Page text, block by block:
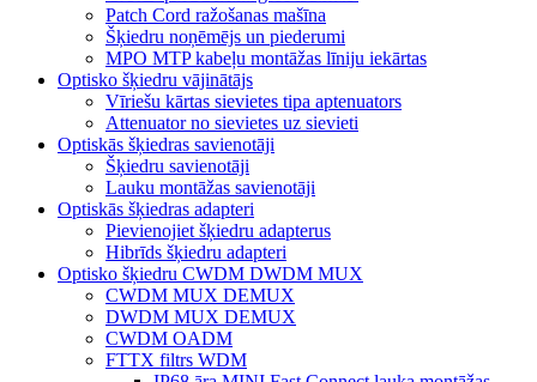
Patch Cord ražošanas mašīna
Šķiedru noņēmējs un piederumi
MPO MTP kabeļu montāžas līniju iekārtas
Optisko šķiedru vājinātājs
Vīriešu kārtas sievietes tipa aptenuators
Attenuator no sievietes uz sievieti
Optiskās šķiedras savienotāji
Šķiedru savienotāji
Lauku montāžas savienotāji
Optiskās šķiedras adapteri
Pievienojiet šķiedru adapterus
Hibrīds šķiedru adapteri
Optisko šķiedru CWDM DWDM MUX
CWDM MUX DEMUX
DWDM MUX DEMUX
CWDM OADM
FTTX filtrs WDM